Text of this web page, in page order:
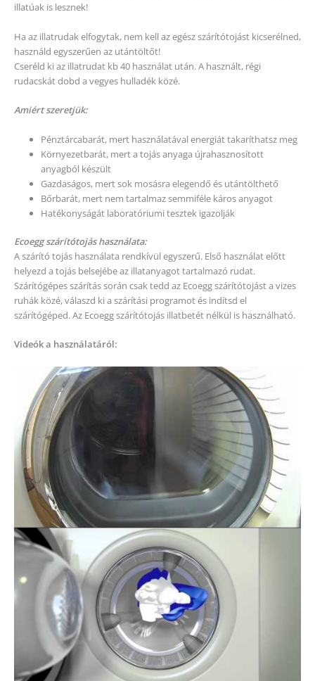
illatúak is lesznek!
Ha az illatrudak elfogytak, nem kell az egész szárítótojást kicserélned,
használd egyszerűen az utántöltőt!
Cseréld ki az illatrudat kb 40 használat után. A használt, régi
rudacskát dobd a vegyes hulladék közé.
Amiért szeretjük:
Pénztárcabarát, mert használatával energiát takaríthatsz meg
Környezetbarát, mert a tojás anyaga újrahasznosított
anyagból készült
Gazdaságos, mert sok mosásra elegendő és utántölthető
Bőrbarát, mert nem tartalmaz semmiféle káros anyagot
Hatékonyságát laboratóriumi tesztek igazolják
Ecoegg szárítótojás használata:
A szárító tojás használata rendkívül egyszerű. Első használat előtt
helyezd a tojás belsejébe az illatanyagot tartalmazó rudat.
Szárítógépes szárítás során csak tedd az Ecoegg szárítótojást a vizes
ruhák közé, válaszd ki a szárítási programot és indítsd el
szárítógéped. Az Ecoegg szárítótojás illatbetét nélkül is használható.
Videók a használatáról: